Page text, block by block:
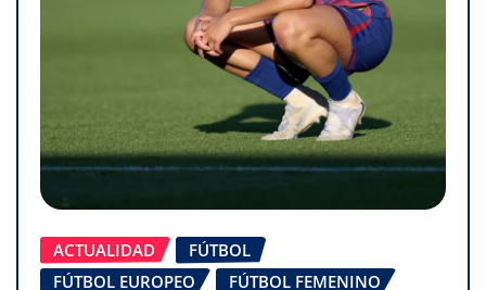
ACTUALIDAD
FÚTBOL
FÚTBOL EUROPEO
FÚTBOL FEMENINO